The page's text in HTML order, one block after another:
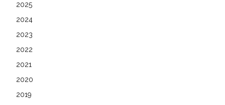
2025
2024
2023
2022
2021
2020
2019